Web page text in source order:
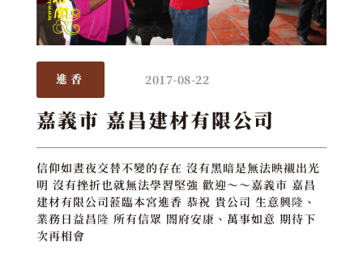
進香 2017-08-22
嘉義市 嘉昌建材有限公司
信仰如晝夜交替不變的存在 沒有黑暗是無法映襯出光
明 沒有挫折也就無法學習堅強 歡迎～～嘉義市 嘉昌
建材有限公司蒞臨本宮進香 恭祝 貴公司 生意興隆、
業務日益昌隆 所有信眾 閤府安康、萬事如意 期待下
次再相會